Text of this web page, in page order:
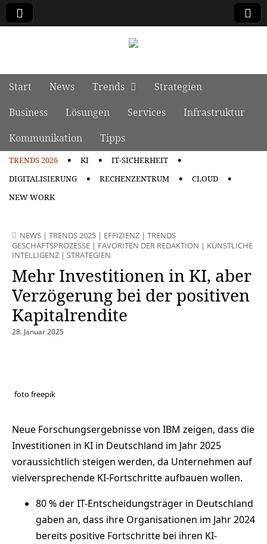
Main menu
Skip to content
Start News Trends
Strategien
Business
Lösungen Services
Infrastruktur
Kommunikation
Tipps
TRENDS 2026 KI
IT-SICHERHEIT
DIGITALISIERUNG
RECHENZENTRUM
CLOUD
NEW WORK
NEWS | TRENDS 2025 | EFFIZIENZ | TRENDS
GESCHÄFTSPROZESSE | FAVORITEN DER REDAKTION | KÜNSTLICHE
INTELLIGENZ | STRATEGIEN
Mehr Investitionen in KI, aber
Verzögerung bei der positiven
Kapitalrendite
28. Januar 2025
foto freepik
Neue Forschungsergebnisse von IBM zeigen, dass die
Investitionen in KI in Deutschland im Jahr 2025
voraussichtlich steigen werden, da Unternehmen auf
vielversprechende KI-Fortschritte aufbauen wollen.
80 % der IT-Entscheidungsträger in Deutschland
gaben an, dass ihre Organisationen im Jahr 2024
bereits positive Fortschritte bei ihren KI-